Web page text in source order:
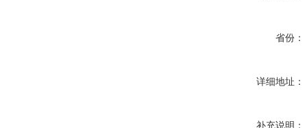
省份：
详细地址：
补充说明：